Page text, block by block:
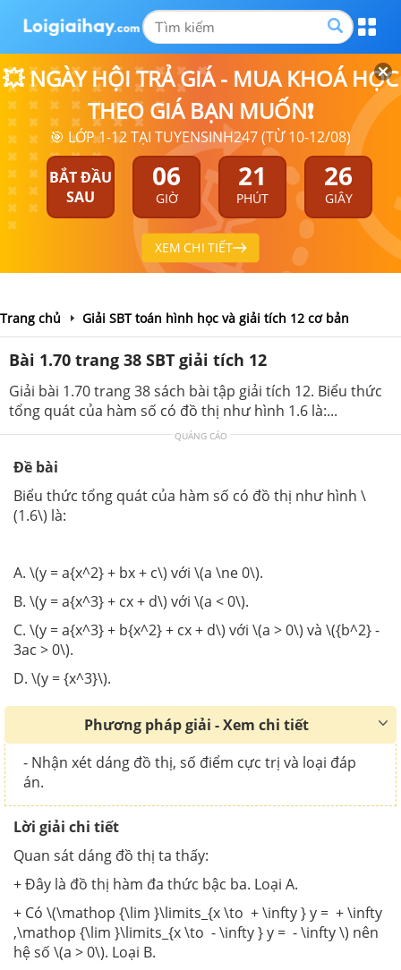
💥 NGÀY HỘI TRẢ GIÁ - MUA KHOÁ HỌC
THEO GIÁ BẠN MUỐN❗
🎯 LỚP 1-12 TẠI TUYENSINH247 (TỪ 10-12/08)
BẮT ĐẦU
SAU
06
GIỜ
21
PHÚT
26
GIÂY
XEM CHI TIẾT
Trang chủ Giải SBT toán hình học và giải tích 12 cơ bản
Bài 1.70 trang 38 SBT giải tích 12
Giải bài 1.70 trang 38 sách bài tập giải tích 12. Biểu thức
tổng quát của hàm số có đồ thị như hình 1.6 là:...
QUẢNG CÁO
Đề bài
Biểu thức tổng quát của hàm số có đồ thị như hình \
(1.6\) là:
A. \(y = a{x^2} + bx + c\) với \(a \ne 0\).
B. \(y = a{x^3} + cx + d\) với \(a < 0\).
C. \(y = a{x^3} + b{x^2} + cx + d\) với \(a > 0\) và \({b^2} -
3ac > 0\).
D. \(y = {x^3}\).
Phương pháp giải - Xem chi tiết
- Nhận xét dáng đồ thị, số điểm cực trị và loại đáp
án.
Lời giải chi tiết
Quan sát dáng đồ thị ta thấy:
+ Đây là đồ thị hàm đa thức bậc ba. Loại A.
+ Có \(\mathop {\lim }\limits_{x \to + \infty } y = + \infty
,\mathop {\lim }\limits_{x \to - \infty } y = - \infty \) nên
hệ số \(a > 0\). Loại B.